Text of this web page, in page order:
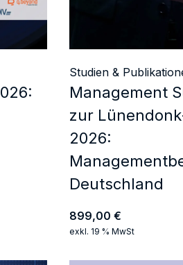
Studien &
Management
zur
2026:
Deutschland
899,00€
exkl. 19 % MwSt